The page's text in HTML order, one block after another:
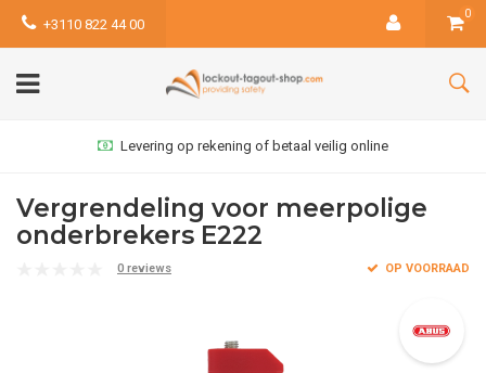
+3110 822 44 00
0
Levering op rekening of betaal veilig online
Vergrendeling voor meerpolige
onderbrekers E222
0 reviews OP VOORRAAD